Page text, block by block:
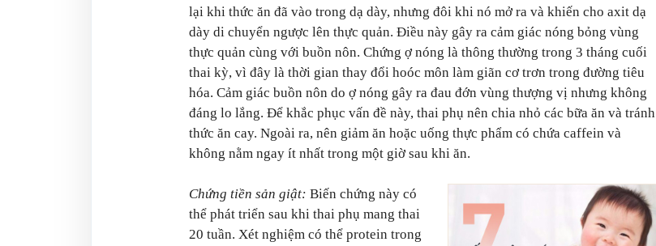
lại khi thức ăn đã vào trong dạ dày, nhưng đôi khi nó mở ra và khiến cho axit dạ
dày di chuyển ngược lên thực quản. Điều này gây ra cảm giác nóng bỏng vùng
thực quản cùng với buồn nôn. Chứng ợ nóng là thông thường trong 3 tháng cuối
thai kỳ, vì đây là thời gian thay đổi hoóc môn làm giãn cơ trơn trong đường tiêu
hóa. Cảm giác buồn nôn do ợ nóng gây ra đau đớn vùng thượng vị nhưng không
đáng lo lắng. Để khắc phục vấn đề này, thai phụ nên chia nhỏ các bữa ăn và tránh
thức ăn cay. Ngoài ra, nên giảm ăn hoặc uống thực phẩm có chứa caffein và
không nằm ngay ít nhất trong một giờ sau khi ăn.
Chứng tiền sản giật: Biến chứng này có
thể phát triển sau khi thai phụ mang thai
20 tuần. Xét nghiệm có thể protein trong